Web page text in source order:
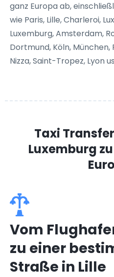
ganz Europa ab,
wie Paris, Lille, Charleroi,
Luxemburg, Amsterdam,
Dortmund, Köln,
Nizza, Saint-Tropez, Lyon
Taxi
Luxemburg
Vom
zu einer
Straße in Lille